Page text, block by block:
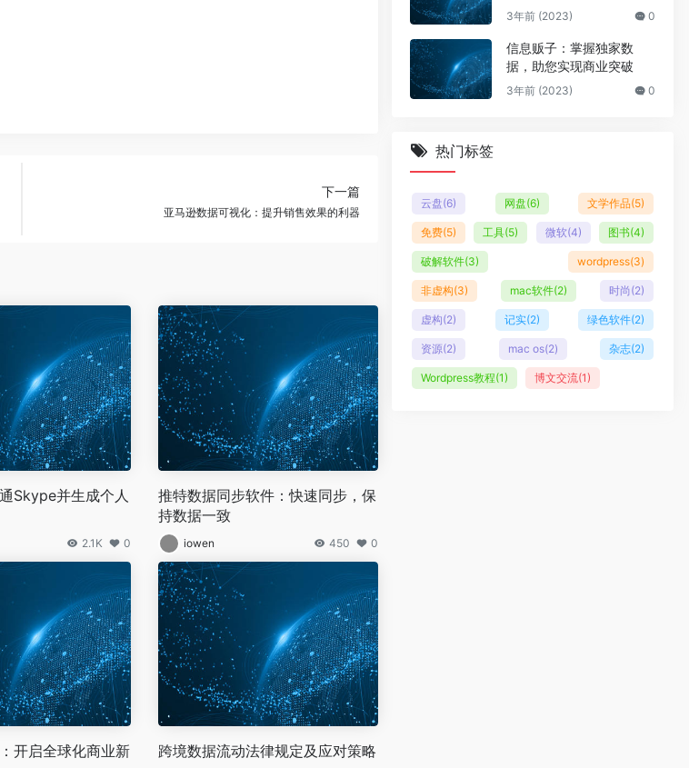
下一篇
亚马逊数据可视化：提升销售效果的利器
Skype并生成个人
2.1K 0
推特数据同步软件：快速同步，保
持数据一致
iowen 450 0
开启全球化商业新
跨境数据流动法律规定及应对策略
3年前 (2023) 0
信息贩子：掌握独家数
据，助您实现商业突破
3年前 (2023) 0
热门标签
云盘(6) 网盘(6) 文学作品(5)
免费(5) 工具(5) 微软(4) 图书(4)
破解软件(3) wordpress(3)
非虚构(3) mac软件(2) 时尚(2)
虚构(2) 记实(2) 绿色软件(2)
资源(2) mac os(2) 杂志(2)
Wordpress教程(1) 博文交流(1)